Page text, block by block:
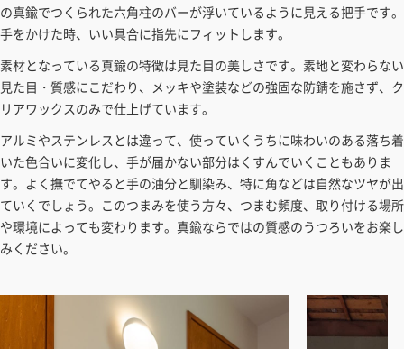
「請求書払い」の詳細はこちら
カートでのお見積り機能
「この商品を選ぶ」からご希望の商品をカートに入れていただき、お届
け先種別・都道府県を選択すると、送料を含んだ合計金額を確認する
見積もりガイドはこちら
の真鍮でつくられた六角柱のバーが浮いているように見える把手です。
手をかけた時、いい具合に指先にフィットします。
素材となっている真鍮の特徴は見た目の美しさです。素地と変わらない
見た目・質感にこだわり、メッキや塗装などの強固な防錆を施さず、ク
リアワックスのみで仕上げています。
アルミやステンレスとは違って、使っていくうちに味わいのある落ち着
いた色合いに変化し、手が届かない部分はくすんでいくこともありま
す。よく撫でてやると手の油分と馴染み、特に角などは自然なツヤが出
ていくでしょう。このつまみを使う方々、つまむ頻度、取り付ける場所
や環境によっても変わります。真鍮ならではの質感のうつろいをお楽し
みください。